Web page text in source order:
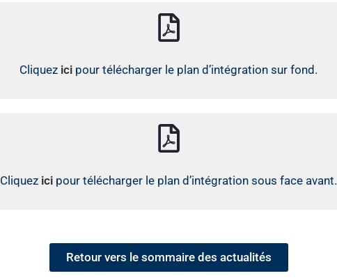
Cliquez ici pour télécharger le plan d’intégration sur fond.
Cliquez ici pour télécharger le plan d’intégration sous face avant.
Retour vers le sommaire des actualités